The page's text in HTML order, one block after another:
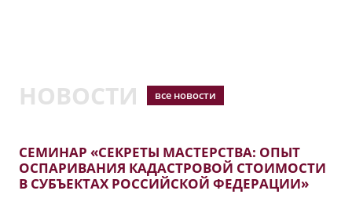
НОВОСТИ все новости
СЕМИНАР «СЕКРЕТЫ МАСТЕРСТВА: ОПЫТ
ОСПАРИВАНИЯ КАДАСТРОВОЙ СТОИМОСТИ
В СУБЪЕКТАХ РОССИЙСКОЙ ФЕДЕРАЦИИ»